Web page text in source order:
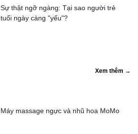
Sự thật ngỡ ngàng: Tại sao người trẻ
tuổi ngày càng "yếu"?
Xem thêm →
Máy massage ngực và nhũ hoa MoMo